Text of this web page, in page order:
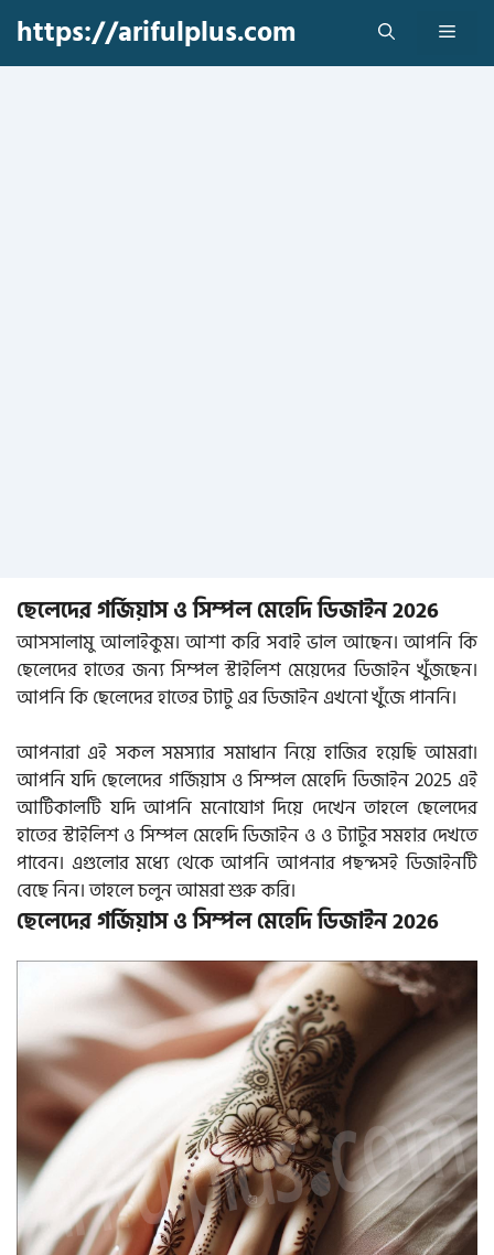
content
https://arifulplus.com Menu
ছেলেদের গর্জিয়াস ও সিম্পল মেহেদি ডিজাইন 2026
আসসালামু আলাইকুম। আশা করি সবাই ভাল আছেন। আপনি কি
ছেলেদের হাতের জন্য সিম্পল স্টাইলিশ মেয়েদের ডিজাইন খুঁজছেন।
আপনি কি ছেলেদের হাতের ট্যাটু এর ডিজাইন এখনো খুঁজে পাননি।
আপনারা এই সকল সমস্যার সমাধান নিয়ে হাজির হয়েছি আমরা।
আপনি যদি ছেলেদের গর্জিয়াস ও সিম্পল মেহেদি ডিজাইন 2025 এই
আর্টিকালটি যদি আপনি মনোযোগ দিয়ে দেখেন তাহলে ছেলেদের
হাতের স্টাইলিশ ও সিম্পল মেহেদি ডিজাইন ও ও ট্যাটুর সমহার দেখতে
পাবেন। এগুলোর মধ্যে থেকে আপনি আপনার পছন্দসই ডিজাইনটি
বেছে নিন। তাহলে চলুন আমরা শুরু করি।
ছেলেদের গর্জিয়াস ও সিম্পল মেহেদি ডিজাইন 2026